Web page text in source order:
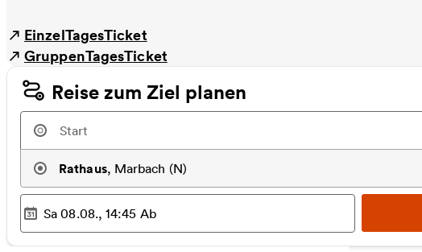
EinzelTagesTicket
GruppenTagesTicket
Reise zum Ziel planen
Rathaus, Marbach (N)
Ausgewählter Zeitpunkt
Sa 08.08., 14:45 Ab